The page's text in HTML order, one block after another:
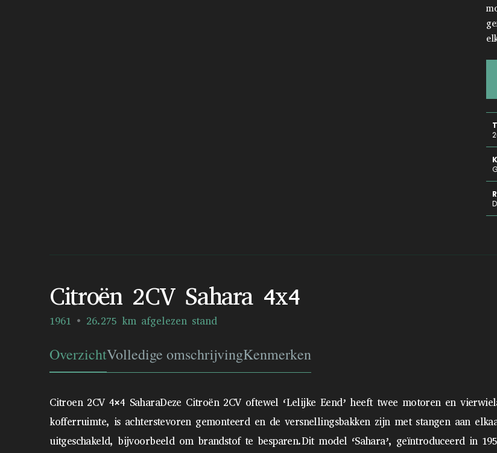
Citroën 2CV Sahara 4x4
1961 26.275 km afgelezen stand
OverzichtVolledige omschrijvingKenmerken
Citroen 2CV 4×4 SaharaDeze Citroën 2CV oftewel ‘Lelijke Eend’ heeft twee motoren en
kofferruimte, is achterstevoren gemonteerd en de versnellingsbakken zijn met stangen aan
uitgeschakeld, bijvoorbeeld om brandstof te besparen.Dit model ‘Sahara’, geïntroduceerd in